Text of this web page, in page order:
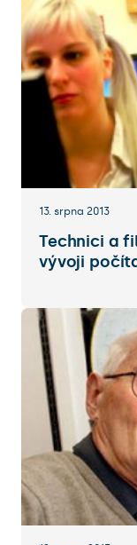
13. srpna 2013
Technici a
vývoji